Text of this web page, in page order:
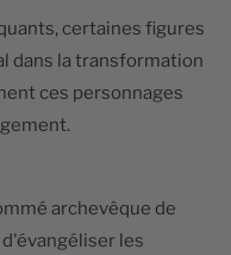
certaines figures
dans la transformation
ces personnages
archevêque de
les